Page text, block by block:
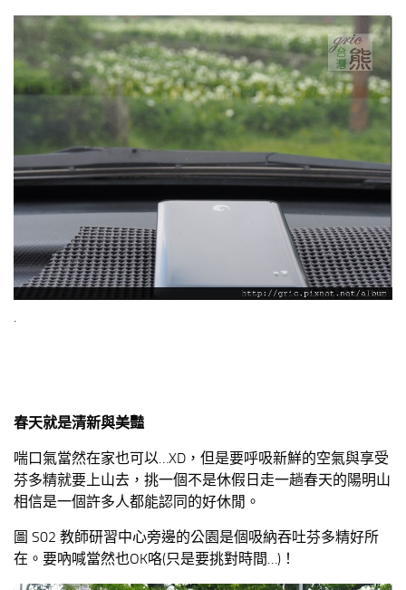
.
春天就是清新與美豔
喘口氣當然在家也可以…XD，但是要呼吸新鮮的空氣與享受
芬多精就要上山去，挑一個不是休假日走一趟春天的陽明山
相信是一個許多人都能認同的好休閒。
圖 S02 教師研習中心旁邊的公園是個吸納吞吐芬多精好所
在。要吶喊當然也OK咯(只是要挑對時間…)！